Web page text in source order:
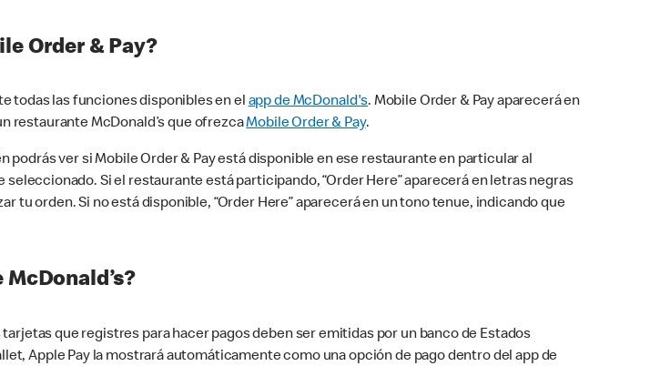
Order & Pay?
todas las funciones disponibles en elapp de McDonald's. Mobile Order & Pay aparecerá en
restaurante McDonald’s que ofrezcaMobile Order & Pay.
ver si Mobile Order & Pay está disponible en ese restaurante en particular al
Si el restaurante está participando, “Order Here” aparecerá en letras negras
tu orden. Si no está disponible, “Order Here” aparecerá en un tono tenue, indicando que
que registres para hacer pagos deben ser emitidas por un banco de Estados
Apple Pay la mostrará automáticamente como una opción de pago dentro del app de